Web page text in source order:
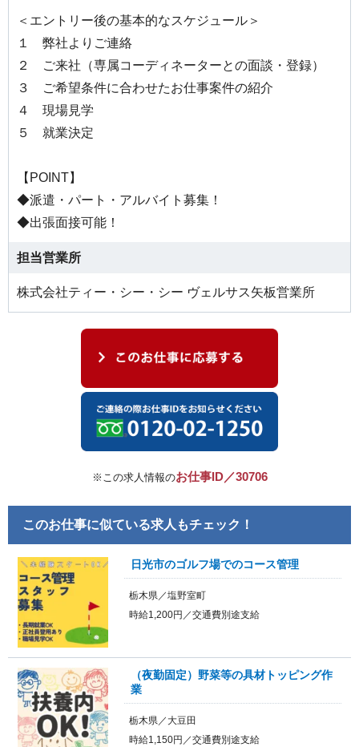
＜エントリー後の基本的なスケジュール＞
１ 弊社よりご連絡
２ ご来社（専属コーディネーターとの面談・登録）
３ ご希望条件に合わせたお仕事案件の紹介
４ 現場見学
５ 就業決定
【POINT】
◆派遣・パート・アルバイト募集！
◆出張面接可能！
担当営業所
株式会社ティー・シー・シー ヴェルサス矢板営業所
※この求人情報のお仕事ID／30706
このお仕事に似ている求人もチェック！
日光市のゴルフ場でのコース管理
栃木県／塩野室町
時給1,200円／交通費別途支給
（夜勤固定）野菜等の具材トッピング作
業
栃木県／大豆田
時給1,150円／交通費別途支給